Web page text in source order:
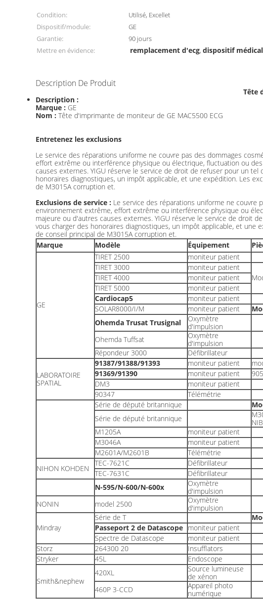
Condition: Utilisé, Excellet
Dispositif/module:
GE
Garantie:
90 jours
Mettre en évidence:
remplacement d'ecg,dispositif
Description De Produit
Tête
Description :
Marque : GE
Nom : Tête d'imprimante de moniteur de GE MAC5500 ECG
Entretenez les exclusions
Le service des réparations uniforme ne couvre pas des dommages
effort extrême ou interférence physique ou électrique, fluctuation ou
causes externes. YIGU réserve le service de droit de refuser pour un
honoraires diagnostiques, un impôt applicable, et une expédition. Les
de M3015A corruption et.
Exclusions de service : Le service des réparations uniforme ne couvre
environnement extrême, effort extrême ou interférence physique ou
majeure ou d'autres causes externes. YIGU réserve le service de droit
vous charger des honoraires diagnostiques, un impôt applicable, et
de conseil principal de M3015A corruption et.
Marque
Modèle Équipement
GE
TIRET 2500
moniteur patient
TIRET 3000
moniteur patient
TIRET 4000
moniteur patient
TIRET 5000
moniteur patient
Cardiocap5
moniteur patient
SOLAR8000/I/M
moniteur patient
Ohemda Trusat Trusignal
Oxymètre
d'impulsion
Ohemda Tuffsat
Oxymètre
d'impulsion
Répondeur 3000
Défibrillateur
LABORATOIRE
SPATIAL
91387/91388/91393 moniteur patient
91369/91390
moniteur patient
DM3
moniteur patient
90347
Télémétrie
Série de député britannique
Série de député britannique
M1205A
moniteur patient
M3046A
moniteur patient
M2601A/M2601B
Télémétrie
NIHON KOHDEN
TEC-7621C
Défibrillateur
TEC-7631C
Défibrillateur
N-595/N-600/N-600x
Oxymètre
d'impulsion
NONIN
model 2500
Oxymètre
d'impulsion
Mindray
Série de T
Passeport 2 de Datascope moniteur patient
Spectre de Datascope
moniteur patient
Storz
264300 20
Insufflators
Stryker
45L Endoscope
Smith&nephew
420XL
Source lumineuse
de xénon
460P 3-CCD
Appareil photo
numérique